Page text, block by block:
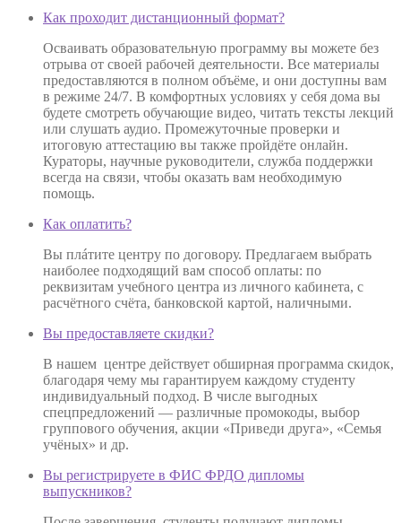
Как проходит дистанционный формат?
Осваивать образовательную программу вы можете без
отрыва от своей рабочей деятельности. Все материалы
предоставляются в полном объёме, и они доступны вам
в режиме 24/7. В комфортных условиях у себя дома вы
будете смотреть обучающие видео, читать тексты лекций
или слушать аудио. Промежуточные проверки и
итоговую аттестацию вы также пройдёте онлайн.
Кураторы, научные руководители, служба поддержки
всегда на связи, чтобы оказать вам необходимую
помощь.
Как оплатить?
Вы плáтите центру по договору. Предлагаем выбрать
наиболее подходящий вам способ оплаты: по
реквизитам учебного центра из личного кабинета, с
расчётного счёта, банковской картой, наличными.
Вы предоставляете скидки?
В нашем центре действует обширная программа скидок,
благодаря чему мы гарантируем каждому студенту
индивидуальный подход. В числе выгодных
спецпредложений — различные промокоды, выбор
группового обучения, акции «Приведи друга», «Семья
учёных» и др.
Вы регистрируете в ФИС ФРДО дипломы
выпускников?